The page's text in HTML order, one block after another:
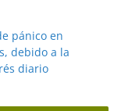
pánico en
debido a la
diario